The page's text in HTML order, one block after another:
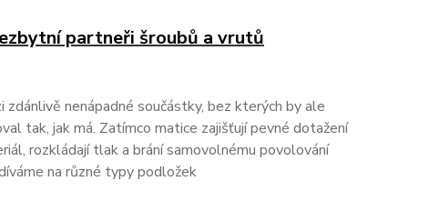
partneři šroubů a vrutů
nenápadné součástky, bez kterých by ale
tak, jak má. Zatímco matice zajišťují pevné dotažení
rozkládají tlak a brání samovolnému povolování
na různé typy podložek